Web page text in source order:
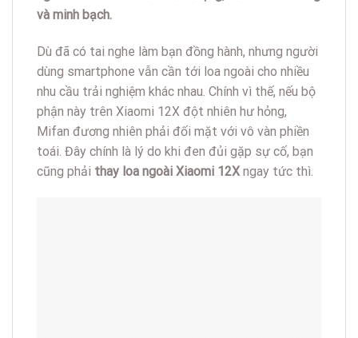
và minh bạch.
Dù đã có tai nghe làm bạn đồng hành, nhưng người
dùng smartphone vẫn cần tới loa ngoài cho nhiều
nhu cầu trải nghiệm khác nhau. Chính vì thế, nếu bộ
phận này trên Xiaomi 12X đột nhiên hư hỏng,
Mifan đương nhiên phải đối mặt với vô vàn phiền
toái. Đây chính là lý do khi đen đủi gặp sự cố, bạn
cũng phải thay loa ngoài Xiaomi 12X ngay tức thì.